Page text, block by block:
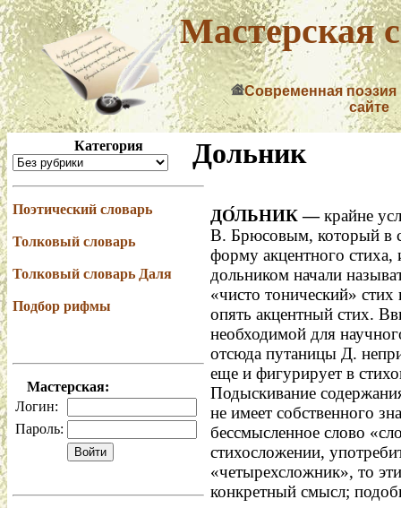
Мастерская
Современная поэзия
сайте
Категория
Поэтический словарь
Толковый словарь
Толковый словарь Даля
Подбор рифмы
Мастерская:
Логин:
Пароль:
Дольник
ДО́ЛЬНИК —крайне
В. Брюсовым, который в
форму акцентного
дольником начали
«чисто тонический» стих
опять акцентный стих.
необходимой для
отсюда путаницы Д.
еще и фигурирует в
Подыскивание
не имеет собственного
бессмысленное слово
стихосложении,
«четырехсложник», то
конкретный смысл;